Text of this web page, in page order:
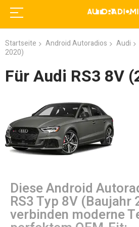
Startseite Android Autoradios Audi
2020)
Für Audi RS3 8V
Diese Android
RS3 Typ 8V
verbinden moderne